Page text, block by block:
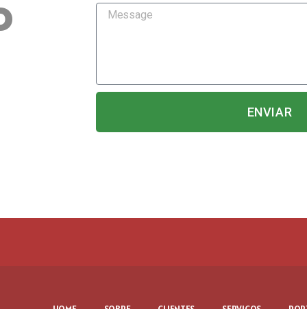
ENVIAR